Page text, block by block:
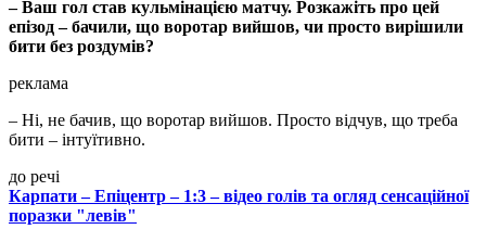
– Ваш гол став кульмінацією матчу. Розкажіть про цей
епізод – бачили, що воротар вийшов, чи просто вирішили
бити без роздумів?
реклама
– Ні, не бачив, що воротар вийшов. Просто відчув, що треба
бити – інтуїтивно.
до речі
Карпати – Епіцентр – 1:3 – відео голів та огляд сенсаційної
поразки "левів"